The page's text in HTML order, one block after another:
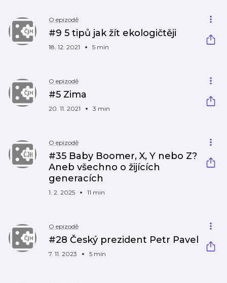
O epizodě
#9 5 tipů jak žít ekologičtěji
18. 12. 2021 5 min
O epizodě
#5 Zima
20. 11. 2021 3 min
O epizodě
#35 Baby Boomer, X, Y nebo Z?
Aneb všechno o žijících
generacích
1. 2. 2025 11 min
O epizodě
#28 Český prezident Petr Pavel
7. 11. 2023 5 min